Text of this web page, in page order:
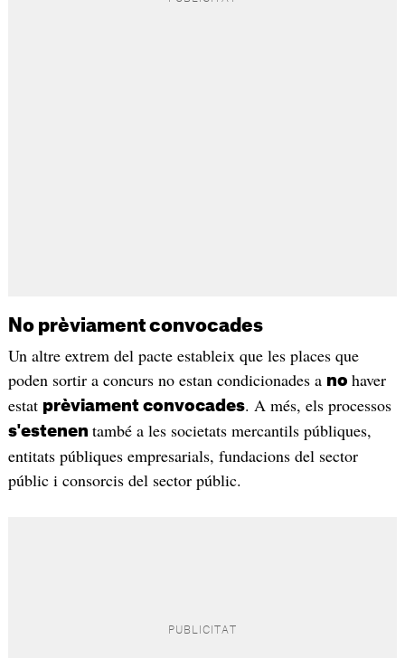
No prèviament convocades
Un altre extrem del pacte estableix que les places que
poden sortir a concurs no estan condicionades a no haver
estat prèviament convocades. A més, els processos
s'estenen també a les societats mercantils públiques,
entitats públiques empresarials, fundacions del sector
públic i consorcis del sector públic.